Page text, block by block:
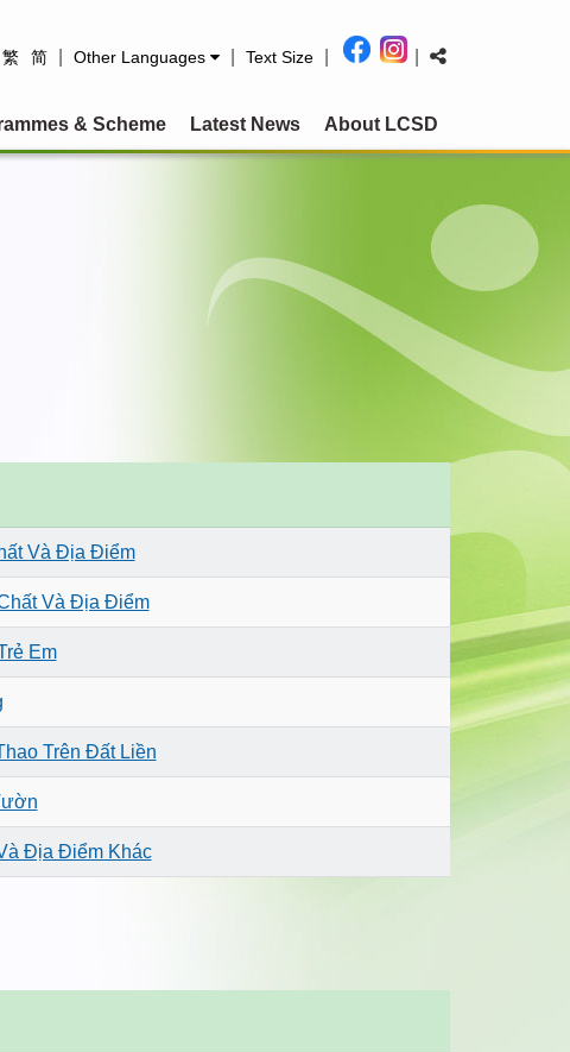
繁 简 Other Languages Text Size
& Scheme Latest News About LCSD
Và Địa Điểm
Và Địa Điểm
Em
Trên Đất Liền
Địa Điểm Khác